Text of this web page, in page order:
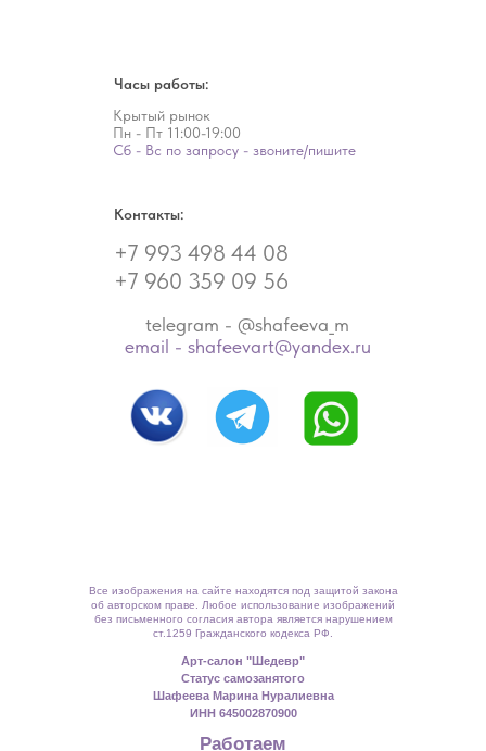
+7 993 498 44 08
+7 960 359 09 56
Контакты:
Крытый рынок
Пн - Пт 11:00-19:00
Сб - Вс по запросу - звоните/пишите
Часы работы:
telegram - @shafeeva_m
email - shafeevart@yandex.ru
Арт-салон "Шедевр"
Статус самозанятого
Шафеева Марина Нуралиевна
ИНН 645002870900
Работаем
Все изображения на сайте находятся под защитой закона
об авторском праве. Любое использование изображений
без письменного согласия автора является нарушением
ст.1259 Гражданского кодекса РФ.